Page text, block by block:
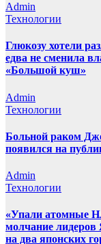
Admin
Технологии
Глюкозу хотели
едва не сменила
«Большой куш»
Admin
Технологии
Больной раком
появился на
Admin
Технологии
«Упали атомные
молчание лидеров
на два японских